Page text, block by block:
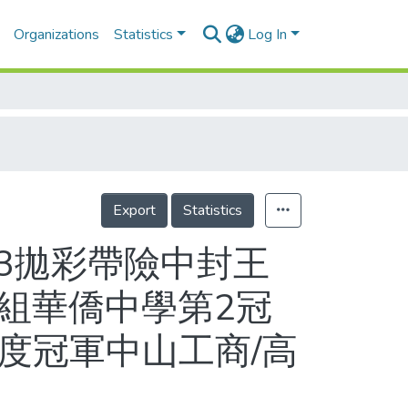
Organizations Statistics Log In
Export Statistics
彩帶險中封王
華僑中學第2冠
冠軍中山工商/高